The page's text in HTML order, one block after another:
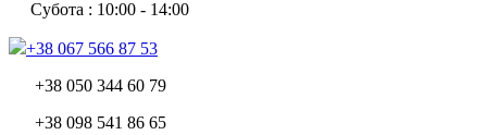
Субота : 10:00 - 14:00
+38 067 566 87 53
+38 050 344 60 79
+38 098 541 86 65